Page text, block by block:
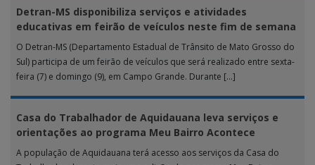
Detran-MS disponibiliza serviços e atividades
educativas em feirão de veículos neste fim de semana
O Detran-MS (Departamento Estadual de Trânsito de Mato Grosso do
Sul) participa de um feirão de veículos que será realizado entre sexta-
feira (7) e domingo (9), em Campo Grande. Durante […]
Casa do Trabalhador de Aquidauana leva serviços e
orientações ao programa Meu Bairro Acontece
A população de Aquidauana terá acesso aos serviços da Casa do